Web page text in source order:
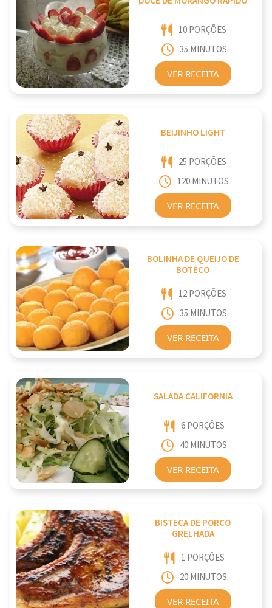
10 PORÇÕES
35 MINUTOS
VER RECEITA
BEIJINHO LIGHT
25 PORÇÕES
120 MINUTOS
VER RECEITA
BOLINHA DE QUEIJO DE
BOTECO
12 PORÇÕES
35 MINUTOS
VER RECEITA
SALADA CALIFORNIA
6 PORÇÕES
40 MINUTOS
VER RECEITA
BISTECA DE PORCO
GRELHADA
1 PORÇÕES
20 MINUTOS
VER RECEITA